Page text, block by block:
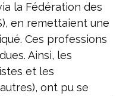
la Fédération des
en remettaient une
Ces professions
Ainsi, les
et les
ont pu se